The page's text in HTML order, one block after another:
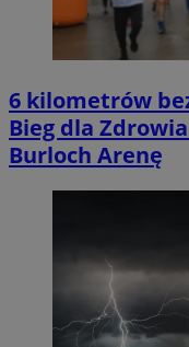
6 kilometrów
Bieg dla
Burloch Arenę